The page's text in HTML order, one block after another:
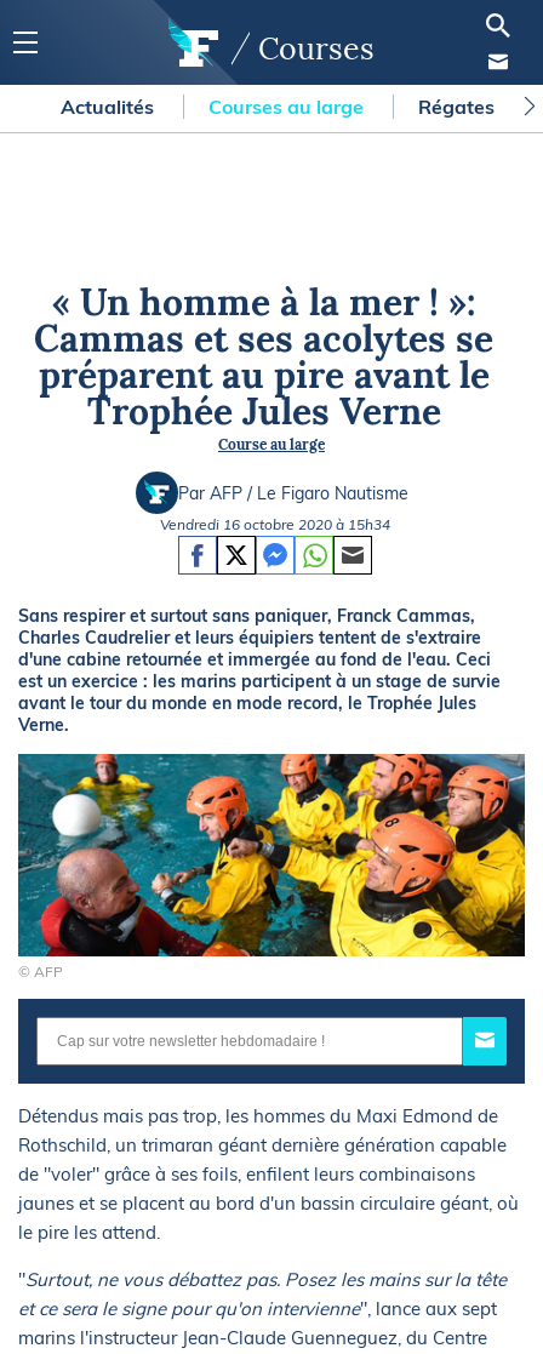
Courses
Actualités Courses au large Régates
« Un homme à la mer ! »:
Cammas et ses acolytes se
préparent au pire avant le
Trophée Jules Verne
Course au large
Par AFP / Le Figaro Nautisme
Vendredi 16 octobre 2020 à 15h34
Sans respirer et surtout sans paniquer, Franck Cammas,
Charles Caudrelier et leurs équipiers tentent de s'extraire
d'une cabine retournée et immergée au fond de l'eau. Ceci
est un exercice : les marins participent à un stage de survie
avant le tour du monde en mode record, le Trophée Jules
Verne.
© AFP
Détendus mais pas trop, les hommes du Maxi Edmond de
Rothschild, un trimaran géant dernière génération capable
de "voler" grâce à ses foils, enfilent leurs combinaisons
jaunes et se placent au bord d'un bassin circulaire géant, où
le pire les attend.
"Surtout, ne vous débattez pas. Posez les mains sur la tête
et ce sera le signe pour qu'on intervienne", lance aux sept
marins l'instructeur Jean-Claude Guenneguez, du Centre